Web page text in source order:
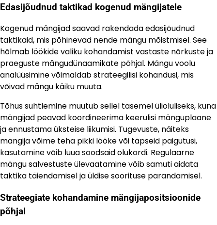
Edasijõudnud taktikad kogenud mängijatele
Kogenud mängijad saavad rakendada edasijõudnud
taktikaid, mis põhinevad nende mängu mõistmisel. See
hõlmab löökide valiku kohandamist vastaste nõrkuste ja
praeguste mängudünaamikate põhjal. Mängu voolu
analüüsimine võimaldab strateegilisi kohandusi, mis
võivad mängu käiku muuta.
Tõhus suhtlemine muutub sellel tasemel ülioluliseks, kuna
mängijad peavad koordineerima keerulisi mänguplaane
ja ennustama üksteise liikumisi. Tugevuste, näiteks
mängija võime teha pikki lööke või täpseid paigutusi,
kasutamine võib luua soodsaid olukordi. Regulaarne
mängu salvestuste ülevaatamine võib samuti aidata
taktika täiendamisel ja üldise soorituse parandamisel.
Strateegiate kohandamine mängijapositsioonide
põhjal